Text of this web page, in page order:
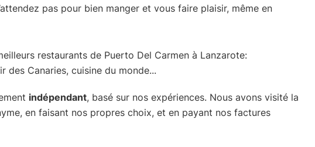
pas pour bien manger et vous faire plaisir, même en
indépendant, basé sur nos expériences. Nous avons visité la
en faisant nos propres choix, et en payant nos factures